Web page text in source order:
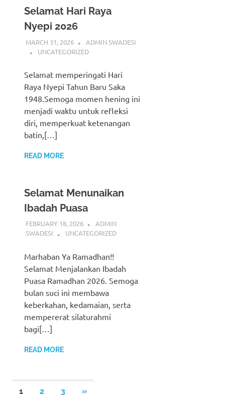
Selamat Hari Raya
Nyepi 2026
MARCH 31, 2026
ADMIN SWADESI
UNCATEGORIZED
Selamat memperingati Hari
Raya Nyepi Tahun Baru Saka
1948.Semoga momen hening ini
menjadi waktu untuk refleksi
diri, memperkuat ketenangan
batin,[…]
READ MORE
Selamat Menunaikan
Ibadah Puasa
FEBRUARY 18, 2026
ADMIN
SWADESI
UNCATEGORIZED
Marhaban Ya Ramadhan!!
Selamat Menjalankan Ibadah
Puasa Ramadhan 2026. Semoga
bulan suci ini membawa
keberkahan, kedamaian, serta
mempererat silaturahmi
bagi[…]
READ MORE
Posts
1 2 3
NEXT
»